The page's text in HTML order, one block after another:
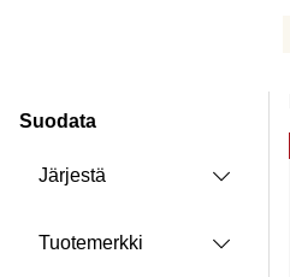
Suodata
Järjestä
Tuotemerkki